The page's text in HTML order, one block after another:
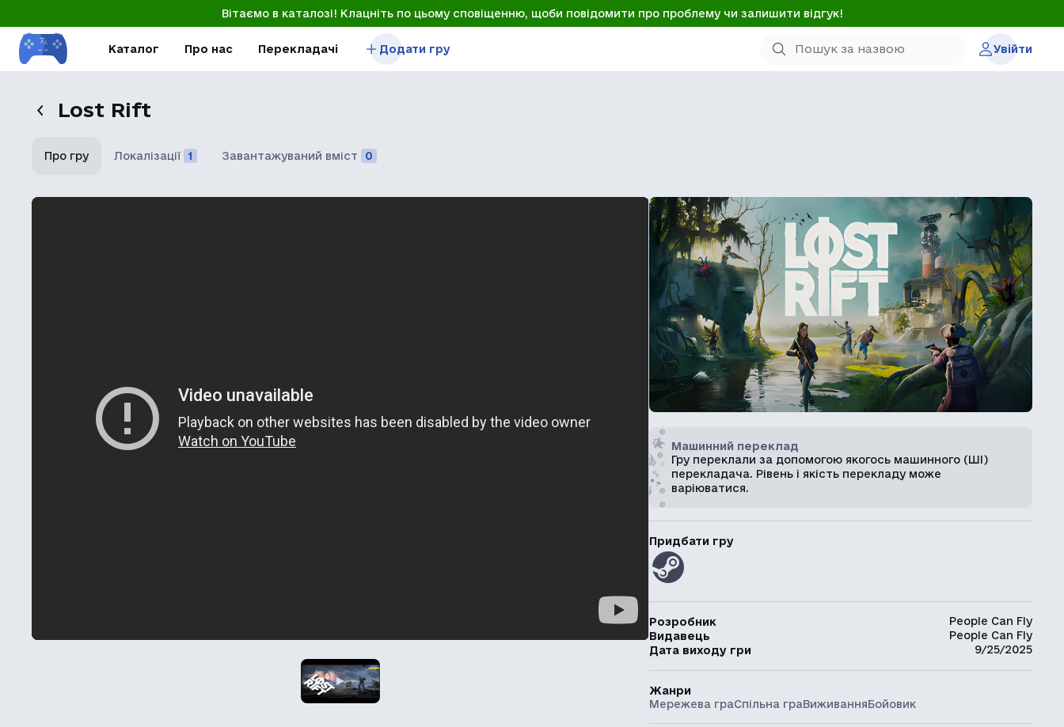
Вітаємо в каталозі! Клацніть по цьому сповіщенню, щоби повідомити про проблему чи залишити відгук!
Каталог Про нас Перекладачі Додати гру Увійти
Lost Rift
Про гру Локалізації 1 Завантажуваний вміст 0
Машинний переклад
Гру переклали за допомогою якогось машинного (ШІ)
перекладача. Рівень і якість перекладу може
варіюватися.
Придбати гру
Розробник
People Can Fly
Видавець
People Can Fly
Дата виходу гри
9/25/2025
Жанри
Мережева граСпільна граВиживанняБойовик